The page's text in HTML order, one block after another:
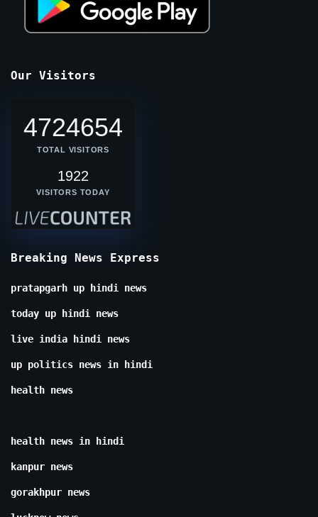
Our Visitors
4724654
TOTAL VISITORS
1922
VISITORS TODAY
Breaking News Express
pratapgarh up hindi news
today up hindi news
live india hindi news
up politics news in hindi
health news
health news in hindi
kanpur news
gorakhpur news